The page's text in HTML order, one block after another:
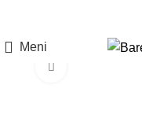
Meni